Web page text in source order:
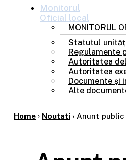
Monitorul
Oficial local
MONITORUL
Statutul
Regulamente
Autoritatea
Autoritatea
Documente și
Alte
Home › Noutati › Anunt